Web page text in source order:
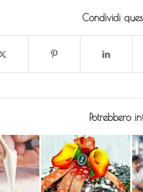
Condividi
Potrebbero